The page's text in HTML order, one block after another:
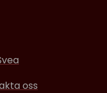
oss